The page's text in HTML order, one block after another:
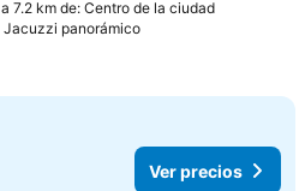
a 7.2 km de: Centro de la ciudad
Jacuzzi panorámicoVer precios
Ver precios